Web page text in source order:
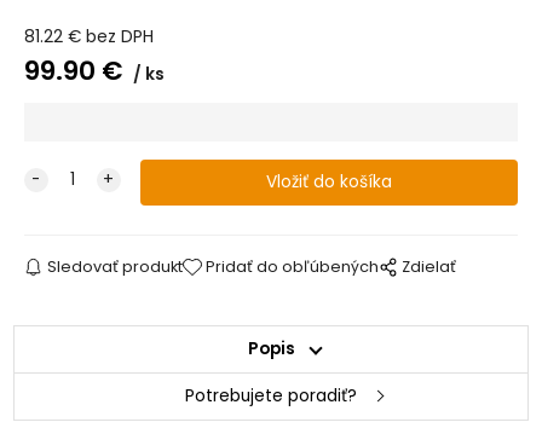
81.22€ bez DPH
99.90 € ks
Sledovať produkt Pridať do obľúbených Zdielať
Popis
Potrebujete poradiť?